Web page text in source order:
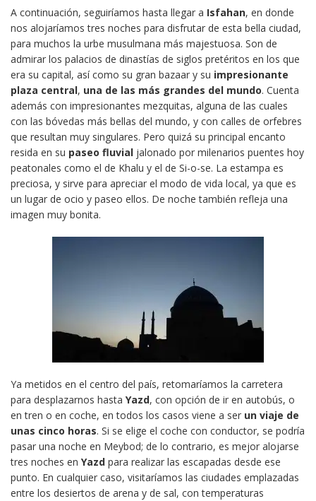
A continuación, seguiríamos hasta llegar a Isfahan, en donde
nos alojaríamos tres noches para disfrutar de esta bella ciudad,
para muchos la urbe musulmana más majestuosa. Son de
admirar los palacios de dinastías de siglos pretéritos en los que
era su capital, así como su gran bazaar y su impresionante
plaza central, una de las más grandes del mundo. Cuenta
además con impresionantes mezquitas, alguna de las cuales
con las bóvedas más bellas del mundo, y con calles de orfebres
que resultan muy singulares. Pero quizá su principal encanto
resida en su paseo fluvial jalonado por milenarios puentes hoy
peatonales como el de Khalu y el de Si-o-se. La estampa es
preciosa, y sirve para apreciar el modo de vida local, ya que es
un lugar de ocio y paseo ellos. De noche también refleja una
imagen muy bonita.
Ya metidos en el centro del país, retomaríamos la carretera
para desplazarnos hasta Yazd, con opción de ir en autobús, o
en tren o en coche, en todos los casos viene a ser un viaje de
unas cinco horas. Si se elige el coche con conductor, se podría
pasar una noche en Meybod; de lo contrario, es mejor alojarse
tres noches en Yazd para realizar las escapadas desde ese
punto. En cualquier caso, visitaríamos las ciudades emplazadas
entre los desiertos de arena y de sal, con temperaturas